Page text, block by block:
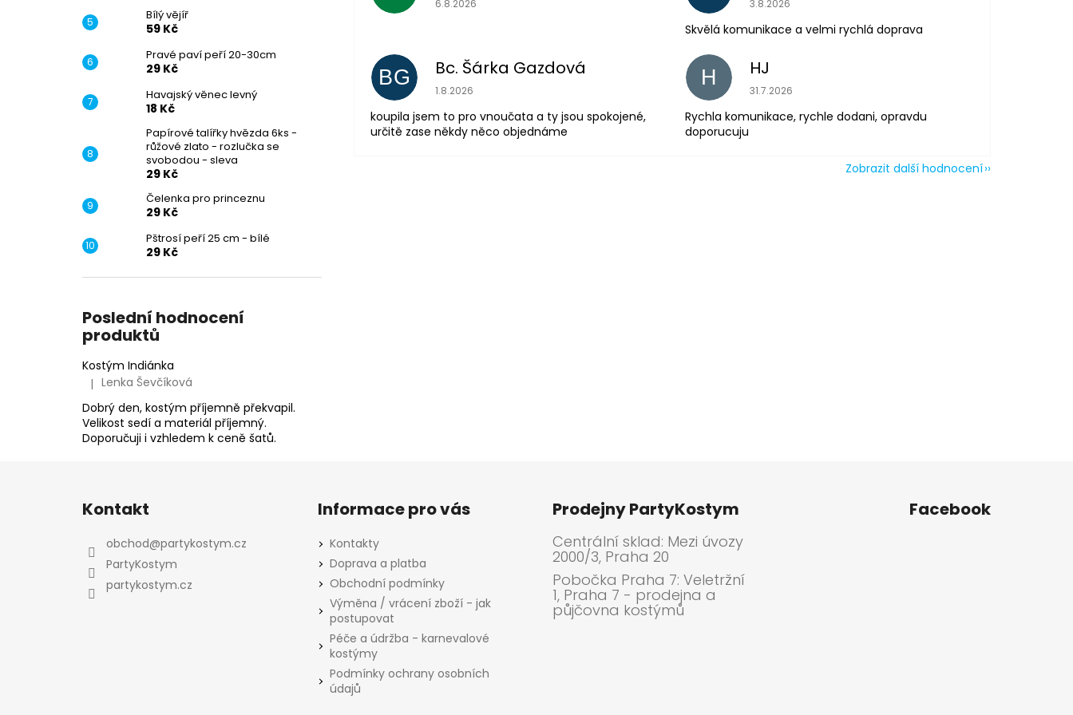
Bílý vějíř
59 Kč
Pravé paví peří 20-30cm
29 Kč
Havajský věnec levný
18 Kč
Papírové talířky hvězda 6ks -
růžové zlato - rozlučka se
svobodou - sleva
29 Kč
Čelenka pro princeznu
29 Kč
Pštrosí peří 25 cm - bílé
29 Kč
Poslední hodnocení
produktů
Kostým Indiánka
Hodnocení produktu je 5 z 5 hvězdiček.
| Lenka Ševčíková
Dobrý den, kostým příjemně překvapil.
Velikost sedí a materiál příjemný.
Doporučuji i vzhledem k ceně šatů.
6.8.2026 3.8.2026
Skvělá komunikace a velmi rychlá doprava
BG Bc. Šárka Gazdová
Hodnocení obchodu je 5 z 5 hvězdiček.
1.8.2026
koupila jsem to pro vnoučata a ty jsou spokojené,
určitě zase někdy něco objednáme
H HJ
Hodnocení obchodu je 5 z 5 hvězdiček.
31.7.2026
Rychla komunikace, rychle dodani, opravdu
doporucuju
Zobrazit další hodnocení
Kontakt
obchod@partykostym.cz
PartyKostym
partykostym.cz
Informace pro vás
Kontakty
Doprava a platba
Obchodní podmínky
Výměna / vrácení zboží - jak
postupovat
Péče a údržba - karnevalové
kostýmy
Podmínky ochrany osobních
údajů
Prodejny PartyKostym
Centrální sklad: Mezi úvozy
2000/3, Praha 20
Pobočka Praha 7: Veletržní
1, Praha 7 - prodejna a
půjčovna kostýmů
Facebook